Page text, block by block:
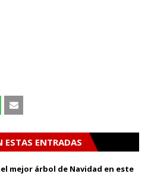
ESTAS ENTRADAS
mejor árbol de Navidad en este